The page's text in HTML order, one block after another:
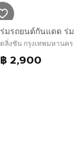
ตลิ่งชัน กรุงเทพมหานคร
฿ 2,900